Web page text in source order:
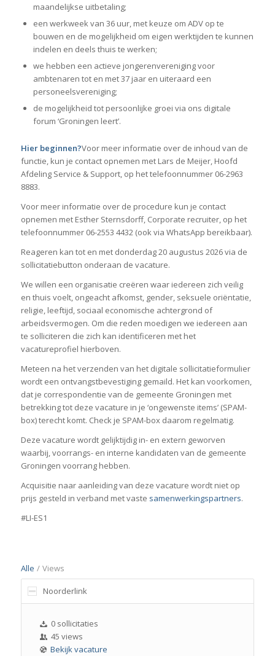
maandelijkse uitbetaling;
een werkweek van 36 uur, met keuze om ADV op te
bouwen en de mogelijkheid om eigen werktijden te kunnen
indelen en deels thuis te werken;
we hebben een actieve jongerenvereniging voor
ambtenaren tot en met 37 jaar en uiteraard een
personeelsvereniging;
de mogelijkheid tot persoonlijke groei via ons digitale
forum ‘Groningen leert’.
Hier beginnen?Voor meer informatie over de inhoud van de
functie, kun je contact opnemen met Lars de Meijer, Hoofd
Afdeling Service & Support, op het telefoonnummer 06-2963
8883.
Voor meer informatie over de procedure kun je contact
opnemen met Esther Sternsdorff, Corporate recruiter, op het
telefoonnummer 06-2553 4432 (ook via WhatsApp bereikbaar).
Reageren kan tot en met donderdag 20 augustus 2026 via de
sollicitatiebutton onderaan de vacature.
We willen een organisatie creëren waar iedereen zich veilig
en thuis voelt, ongeacht afkomst, gender, seksuele oriëntatie,
religie, leeftijd, sociaal economische achtergrond of
arbeidsvermogen. Om die reden moedigen we iedereen aan
te solliciteren die zich kan identificeren met het
vacatureprofiel hierboven.
Meteen na het verzenden van het digitale sollicitatieformulier
wordt een ontvangstbevestiging gemaild. Het kan voorkomen,
dat je correspondentie van de gemeente Groningen met
betrekking tot deze vacature in je ‘ongewenste items’ (SPAM-
box) terecht komt. Check je SPAM-box daarom regelmatig.
Deze vacature wordt gelijktijdig in- en extern geworven
waarbij, voorrangs- en interne kandidaten van de gemeente
Groningen voorrang hebben.
Acquisitie naar aanleiding van deze vacature wordt niet op
prijs gesteld in verband met vaste samenwerkingspartners.
#LI-ES1
Alle / Views
Noorderlink
0 sollicitaties
45 views
Bekijk vacature